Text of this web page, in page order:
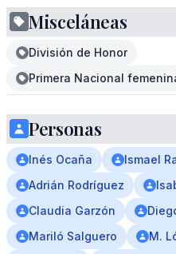
Misceláneas
División de Honor
Primera Nacional
Personas
Inés Ocaña Ismael
Adrián Rodríguez
Claudia Garzón
Mariló Salguero
M.